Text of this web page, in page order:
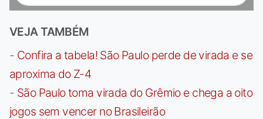
VEJA TAMBÉM
- Confira a tabela! São Paulo perde de virada e se
aproxima do Z-4
- São Paulo toma virada do Grêmio e chega a oito
jogos sem vencer no Brasileirão